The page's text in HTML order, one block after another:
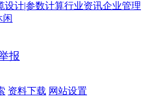
设计|参数计算行业资讯企业管理
闲
报
资料下载 网站设置